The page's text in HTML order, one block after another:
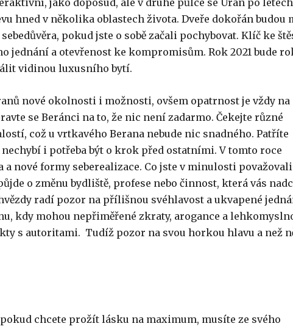
jako doposud, ale v druhé půlce se Uran po letech
hned v několika oblastech života. Dveře dokořán budou
pokud jste o sobě začali pochybovat. Klíč ke
jednání a otevřenost ke kompromisům. Rok 2021 bude
vidinou luxusního bytí.
nové okolnosti i možnosti, ovšem opatrnost je vždy na
se Beránci na to, že nic není zadarmo. Čekejte různé
což u vrtkavého Berana nebude nic snadného. Patříte
i potřeba být o krok před ostatními. V tomto roce
nové formy seberealizace. Co jste v minulosti
o změnu bydliště, profese nebo činnost, která vás
radí pozor na přílišnou svéhlavost a ukvapené
kdy mohou nepřiměřené zkraty, arogance a
s autoritami. Tudíž pozor na svou horkou hlavu a než
chcete prožít lásku na maximum, musíte ze svého